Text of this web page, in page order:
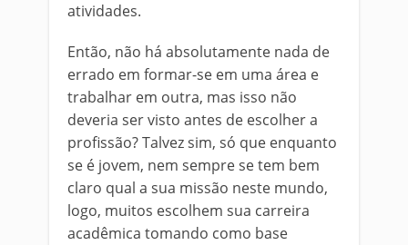
atividades.
Então, não há absolutamente nada de
errado em formar-se em uma área e
trabalhar em outra, mas isso não
deveria ser visto antes de escolher a
profissão? Talvez sim, só que enquanto
se é jovem, nem sempre se tem bem
claro qual a sua missão neste mundo,
logo, muitos escolhem sua carreira
acadêmica tomando como base